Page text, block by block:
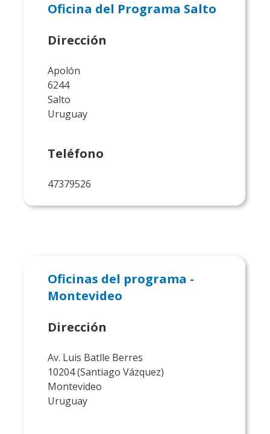
Oficina del Programa Salto
Dirección
Apolón
6244
Salto
Uruguay
Teléfono
47379526
Oficinas del programa -
Montevideo
Dirección
Av. Luis Batlle Berres
10204 (Santiago Vázquez)
Montevideo
Uruguay